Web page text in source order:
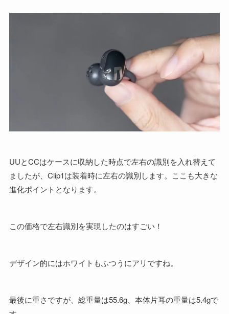
UUとCCはケースに収納した時点で左右の識別を入れ替えて
ましたが、Clip1は装着時に左右の識別します。ここも大きな
進化ポイントとなります。
この価格で左右識別を実現したのはすごい！
デザイン的にはホワイトもふつうにアリですね。
最後に重さですが、総重量は55.6g、本体片耳の重量は5.4gで